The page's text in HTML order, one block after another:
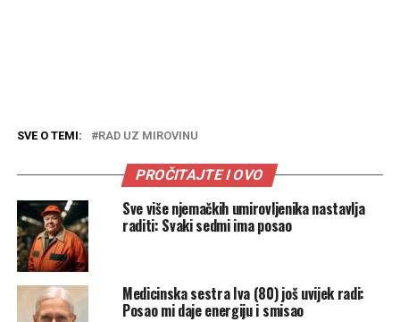
SVE O TEMI: RAD UZ MIROVINU
PROČITAJTE I OVO
Sve više njemačkih umirovljenika nastavlja
raditi: Svaki sedmi ima posao
Medicinska sestra Iva (80) još uvijek radi:
Posao mi daje energiju i smisao